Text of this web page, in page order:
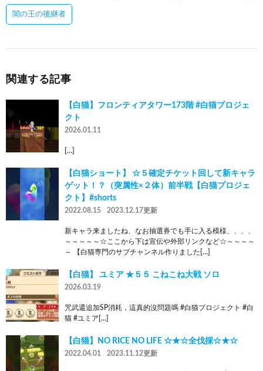
闇の王の後継者
関連する記事
【白猫】フロンティアタワー173階 #白猫プロジェ
クト
2026.01.11
[…]
【白猫ショート】 ☆５確定チケット回して新キャラ
ゲット！？（突属性×２体）前半戦【白猫プロジェ
クト】#shorts
2022.08.15 2023.12.17更新
新キャラ来ましたね、なお抽選券でも手に入る模様、、、、
～～～～～☆ここから下は宣伝や外部リンクなど☆～～～～
～ 【白猫専門のサブチャンネル作りました[…]
【白猫】 ユミア ★５５ こねこね大戦 ソロ
2026.03.19
咒武還追加SP消耗，這真的沒問題嗎 #白猫プロジェクト #白
猫 #ユミア[…]
【白猫】NO RICE NO LIFE ☆★☆全伐採☆★☆
2022.04.01 2023.11.12更新